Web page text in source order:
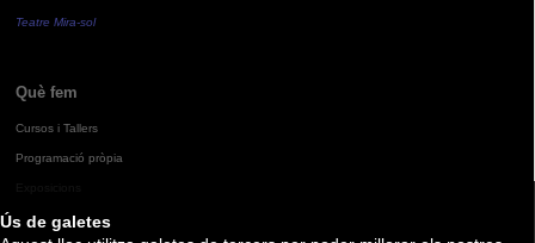
Ús de galetes
Teatre Mira-sol
Què fem
Cursos i Tallers
Programació pròpia